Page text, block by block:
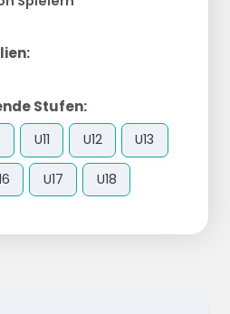
Stufen:
U11 U12 U13
U17 U18